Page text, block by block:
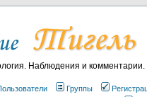
Наблюдения и комментарии.
Группы